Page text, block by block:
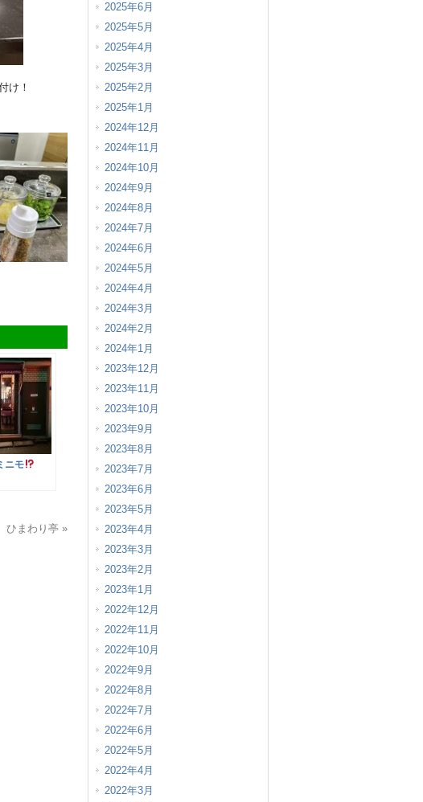
け！
ニモ
まわり亭 »
2025年6月
2025年5月
2025年4月
2025年3月
2025年2月
2025年1月
2024年12月
2024年11月
2024年10月
2024年9月
2024年8月
2024年7月
2024年6月
2024年5月
2024年4月
2024年3月
2024年2月
2024年1月
2023年12月
2023年11月
2023年10月
2023年9月
2023年8月
2023年7月
2023年6月
2023年5月
2023年4月
2023年3月
2023年2月
2023年1月
2022年12月
2022年11月
2022年10月
2022年9月
2022年8月
2022年7月
2022年6月
2022年5月
2022年4月
2022年3月